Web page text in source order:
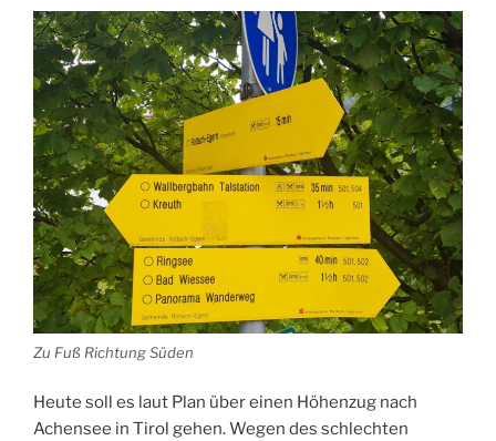
Zu Fuß Richtung Süden
Heute soll es laut Plan über einen Höhenzug nach
Achensee in Tirol gehen. Wegen des schlechten